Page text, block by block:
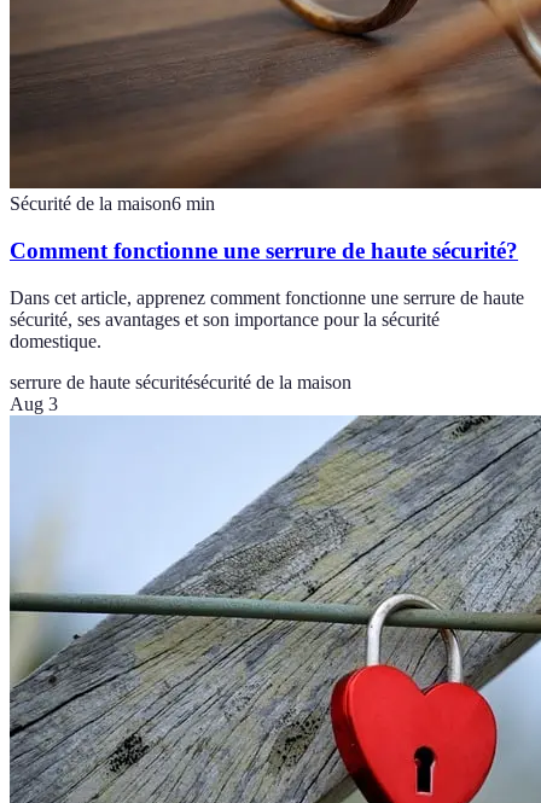
Sécurité de la maison6 min
Comment fonctionne une serrure de haute sécurité?
Dans cet article, apprenez comment fonctionne une serrure de haute
sécurité, ses avantages et son importance pour la sécurité
domestique.
serrure de haute sécuritésécurité de la maison
Aug 3